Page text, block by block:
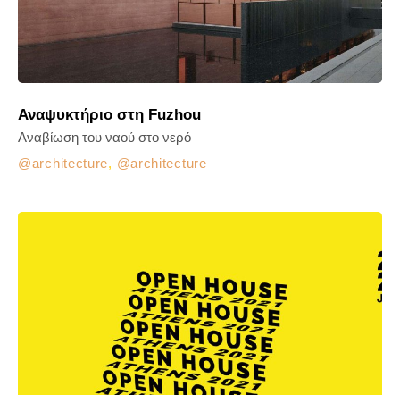
Αναψυκτήριο στη Fuzhou
architecture, architecture
Αναβίωση του ναού στο νερό